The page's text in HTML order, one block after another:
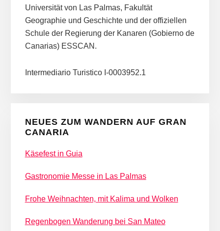
Universität von Las Palmas, Fakultät
Geographie und Geschichte und der offiziellen
Schule der Regierung der Kanaren (Gobierno de
Canarias) ESSCAN.
Intermediario Turistico I-0003952.1
NEUES ZUM WANDERN AUF GRAN
CANARIA
Käsefest in Guia
Gastronomie Messe in Las Palmas
Frohe Weihnachten, mit Kalima und Wolken
Regenbogen Wanderung bei San Mateo